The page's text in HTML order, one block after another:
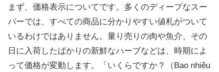
まず、価格表示についてです。多くのディープなスー
パーでは、すべての商品に分かりやすい値札がついて
いるわけではありません。量り売りの肉や魚介、その
日に入荷したばかりの新鮮なハーブなどは、時期によ
って価格が変動します。「いくらですか？（Bao nhiêu